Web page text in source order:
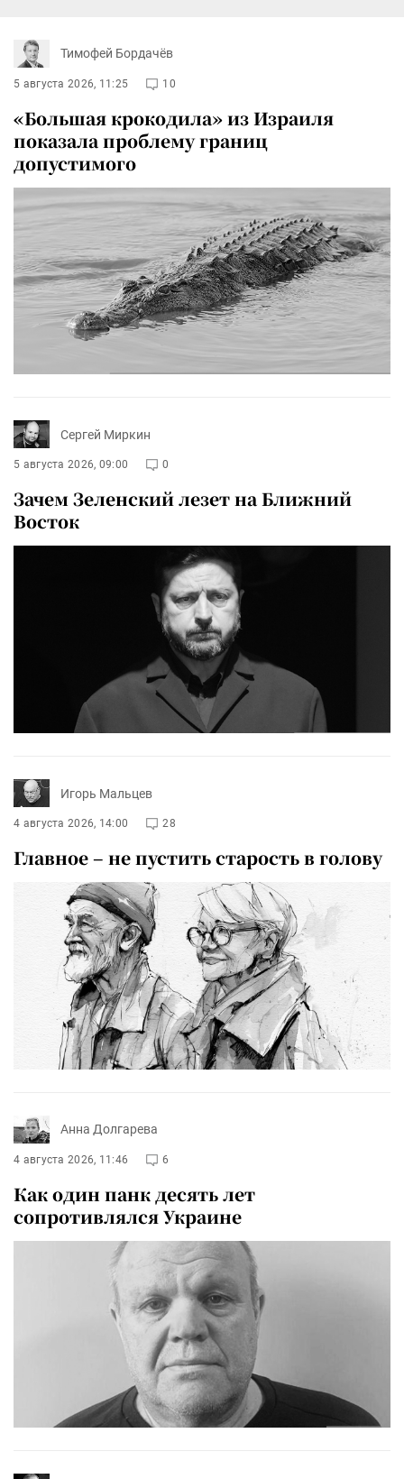
Тимофей Бордачёв
5 августа 2026, 11:25 10
«Большая крокодила» из Израиля
показала проблему границ
допустимого
Сергей Миркин
5 августа 2026, 09:00 0
Зачем Зеленский лезет на Ближний
Восток
Игорь Мальцев
4 августа 2026, 14:00 28
Главное – не пустить старость в голову
Анна Долгарева
4 августа 2026, 11:46 6
Как один панк десять лет
сопротивлялся Украине